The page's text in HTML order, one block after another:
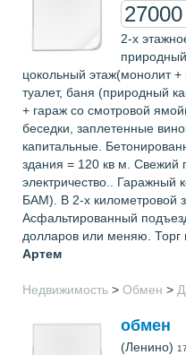
2-х
цокольный этаж(монолит
туалет, баня (природный
+ гараж со смотровой
беседки, заплетенные
капитальные.
здания = 120 кв м. Свежий
электричество.. Гаражный
БАМ). В 2-х километровой
Асфальтированный
долларов или меняю. Торг
Артем
Недвижимость > Обмен >
обмен
(Ленино)